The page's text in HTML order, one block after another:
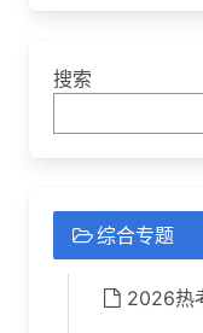
搜索
综合专题
2026热